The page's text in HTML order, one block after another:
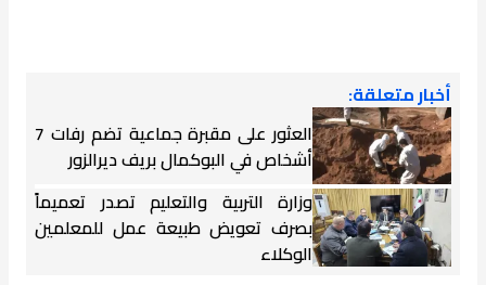
أخبار متعلقة:
العثور على مقبرة جماعية تضم رفات 7
أشخاص في البوكمال بريف ديرالزور
وزارة التربية والتعليم تصدر تعميماً
بصرف تعويض طبيعة عمل للمعلمين
الوكلاء